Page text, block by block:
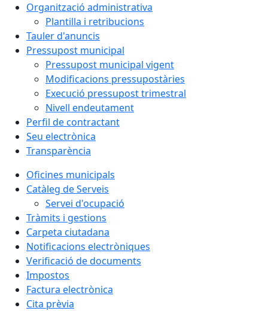
Organització administrativa
Plantilla i retribucions
Tauler d'anuncis
Pressupost municipal
Pressupost municipal vigent
Modificacions pressupostàries
Execució pressupost trimestral
Nivell endeutament
Perfil de contractant
Seu electrònica
Transparència
Oficines municipals
Catàleg de Serveis
Servei d'ocupació
Tràmits i gestions
Carpeta ciutadana
Notificacions electròniques
Verificació de documents
Impostos
Factura electrònica
Cita prèvia